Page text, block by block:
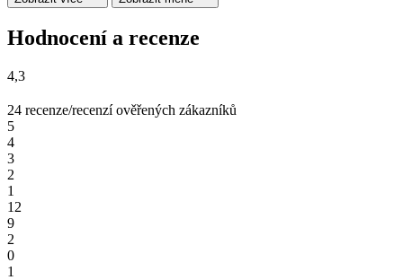
Hodnocení a recenze
4,3
24 recenze/recenzí ověřených zákazníků
5
4
3
2
1
12
9
2
0
1